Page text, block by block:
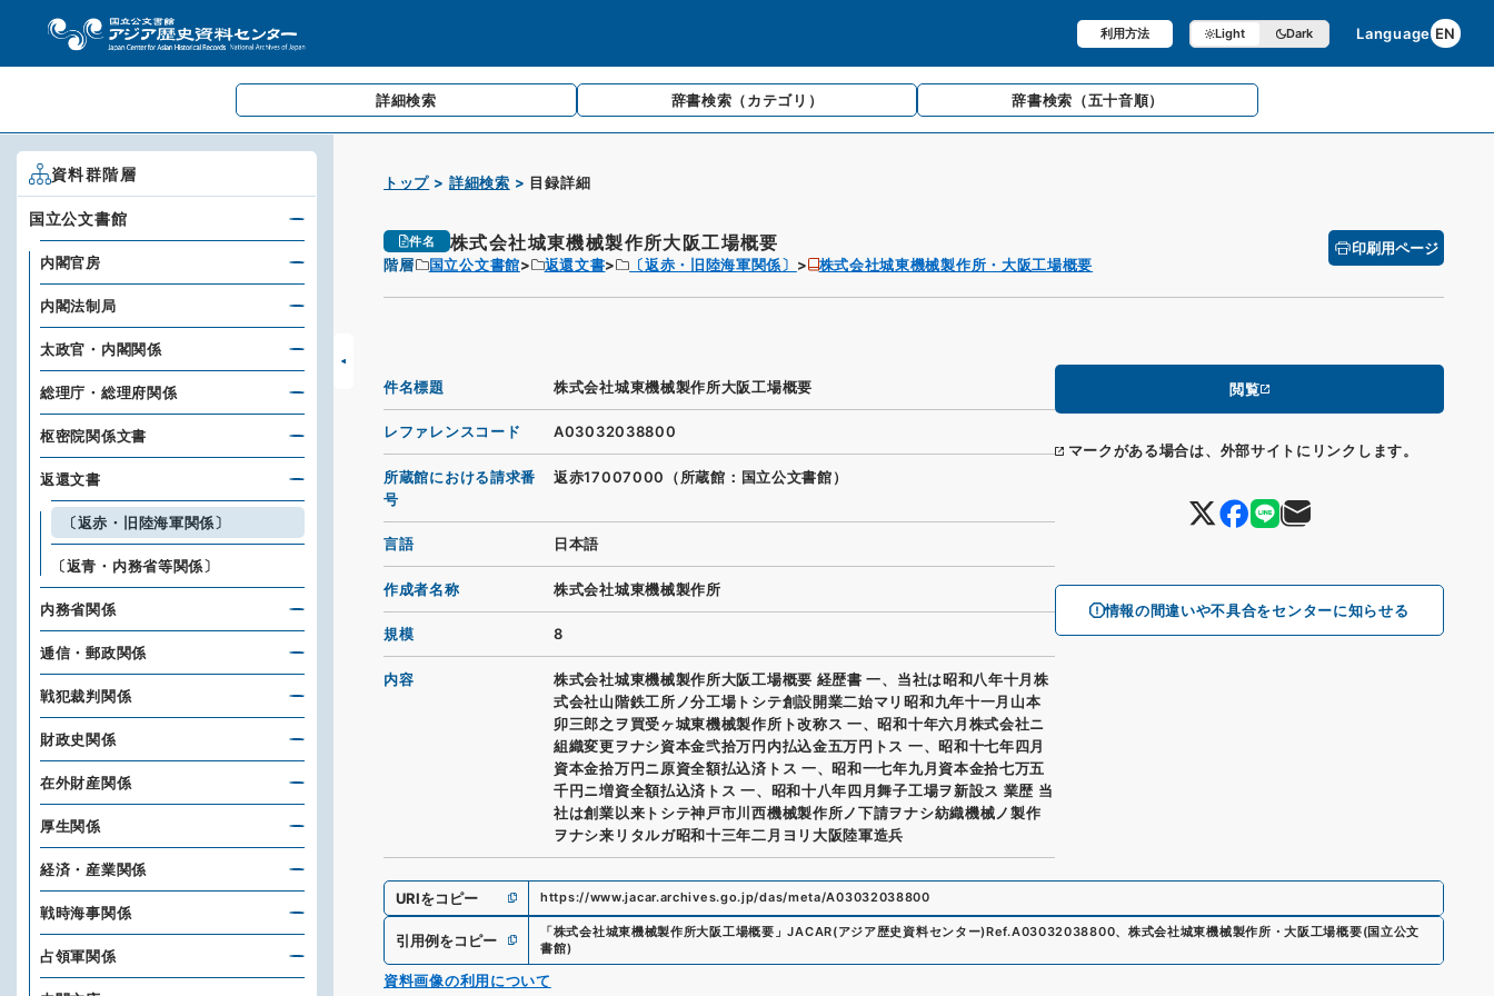
利用方法 Light Dark Language EN
詳細検索 辞書検索 （カテゴリ） 辞書検索 （五十音順）
トップ 詳細検索 目録詳細
件名 株式会社城東機械製作所大阪工場概要
階層 国立公文書館 返還文書 〔返赤・旧陸海軍関係〕 株式会社城東機械製作所・大阪工場概要
印刷用ページ
閲覧
マークがある場合は、外部サイトにリンクします。
情報の間違いや不具合をセンターに知らせる
件名標題 株式会社城東機械製作所大阪工場概要
レファレンスコード A03032038800
所蔵館における請求番
号
返赤17007000（所蔵館：国立公文書館）
言語 日本語
作成者名称 株式会社城東機械製作所
規模 8
内容
株式会社城東機械製作所大阪工場概要 経歴書 一、当社は昭和八年十月株
式会社山階鉄工所ノ分工場トシテ創設開業二始マリ昭和九年十一月山本
卯三郎之ヲ買受ヶ城東機械製作所ト改称ス 一、昭和十年六月株式会社ニ
組織変更ヲナシ資本金弐拾万円内払込金五万円トス 一、昭和十七年四月
資本金拾万円ニ原資全額払込済トス 一、昭和一七年九月資本金拾七万五
千円ニ増資全額払込済トス 一、昭和十八年四月舞子工場ヲ新設ス 業歴 当
社は創業以来トシテ神戸市川西機械製作所ノ下請ヲナシ紡織機械ノ製作
ヲナシ来リタルガ昭和十三年二月ヨリ大阪陸軍造兵
URIをコピー https://www.jacar.archives.go.jp/das/meta/A03032038800
引用例をコピー 「株式会社城東機械製作所大阪工場概要 」JACAR(アジア歴史資料センター)Ref.A03032038800、 株式会社城東機械製作所・大阪工場概要(国立公文
書館)
資料画像の利用について
資料群階層
国立公文書館
内閣官房
内閣法制局
太政官・内閣関係
総理庁・総理府関係
枢密院関係文書
返還文書
〔返赤・旧陸海軍関係〕
〔返青・内務省等関係〕
内務省関係
逓信・郵政関係
戦犯裁判関係
財政史関係
在外財産関係
厚生関係
経済・産業関係
戦時海事関係
占領軍関係